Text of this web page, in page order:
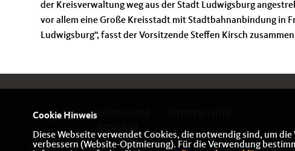
der Kreisverwaltung weg aus der Stadt Ludwigsburg
vor allem eine Große Kreisstadt mit Stadtbahnanbindung in
Ludwigsburg“, fasst der Vorsitzende Steffen Kirsch
KONTAKT
Cookie Hinweis
Diese Webseite verwendet Cookies, die notwendig sind, um
verbessern (Website-Optmierung). Für die Verwendung